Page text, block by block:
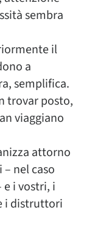
sembra
il
a
semplifica.
trovar posto,
viaggiano
attorno
nel caso
e i vostri, i
i distruttori